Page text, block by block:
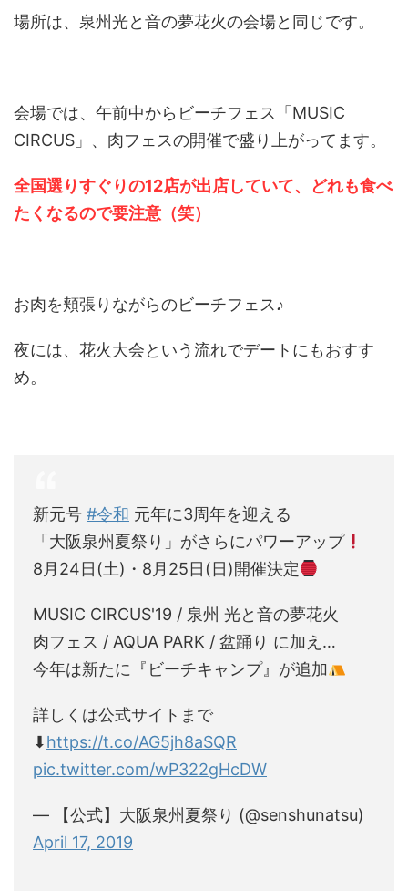
場所は、泉州光と音の夢花火の会場と同じです。
会場では、午前中からビーチフェス「MUSIC
CIRCUS」、肉フェスの開催で盛り上がってます。
全国選りすぐりの12店が出店していて、どれも食べ
たくなるので要注意（笑）
お肉を頬張りながらのビーチフェス♪
夜には、花火大会という流れでデートにもおすす
め。
新元号 #令和 元年に3周年を迎える
「大阪泉州夏祭り」がさらにパワーアップ
8月24日(土)・8月25日(日)開催決定
MUSIC CIRCUS'19 / 泉州 光と音の夢花火
肉フェス / AQUA PARK / 盆踊り に加え…
今年は新たに『ビーチキャンプ』が追加
詳しくは公式サイトまで
⬇︎https://t.co/AG5jh8aSQR
pic.twitter.com/wP322gHcDW
— 【公式】大阪泉州夏祭り (@senshunatsu)
April 17, 2019